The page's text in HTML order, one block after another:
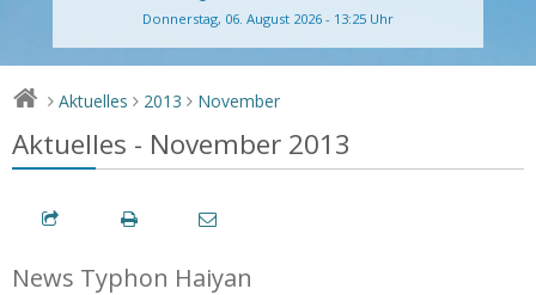
Donnerstag, 06. August 2026 - 13:25 Uhr
> Aktuelles > 2013 > November
Aktuelles - November 2013
News Typhon Haiyan